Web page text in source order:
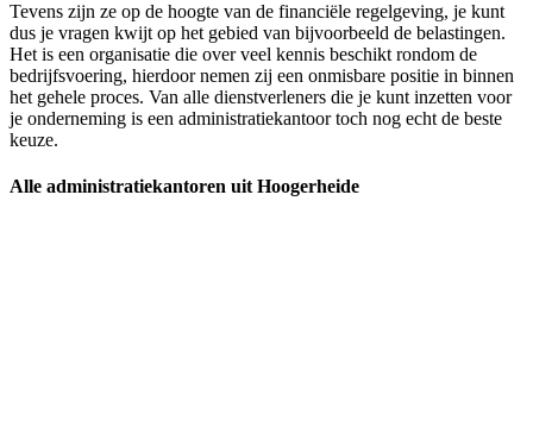
Tevens zijn ze op de hoogte van de financiële regelgeving, je kunt
dus je vragen kwijt op het gebied van bijvoorbeeld de belastingen.
Het is een organisatie die over veel kennis beschikt rondom de
bedrijfsvoering, hierdoor nemen zij een onmisbare positie in binnen
het gehele proces. Van alle dienstverleners die je kunt inzetten voor
je onderneming is een administratiekantoor toch nog echt de beste
keuze.
Alle administratiekantoren uit Hoogerheide